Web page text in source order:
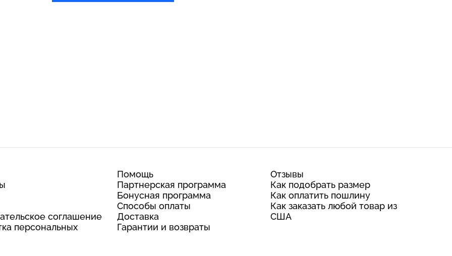
соглашение
персональных
Помощь
Партнерская программа
Бонусная программа
Способы оплаты
Доставка
Гарантии и возвраты
Отзывы
Как подобрать размер
Как оплатить пошлину
Как заказать любой товар из
США